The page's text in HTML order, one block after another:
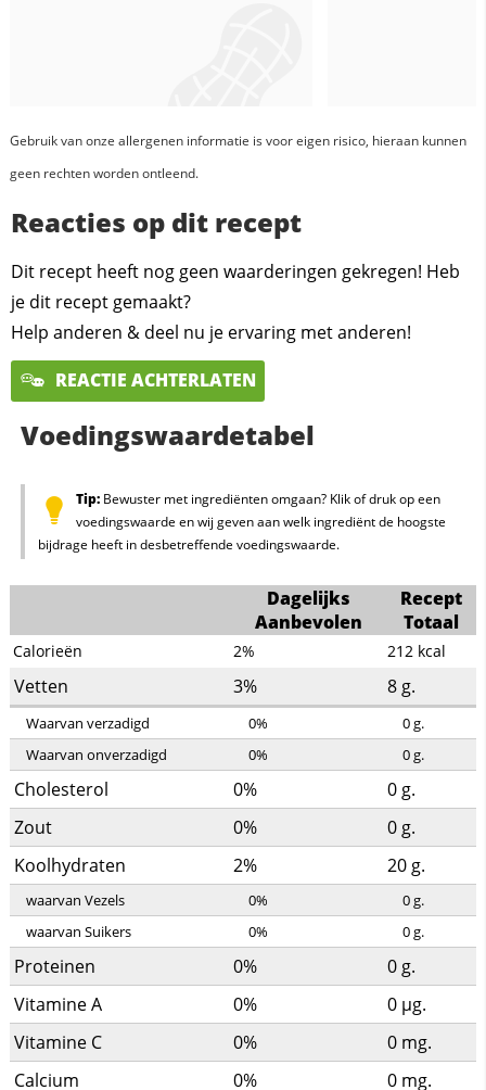
Gebruik van onze allergenen informatie is voor eigen risico, hieraan kunnen
geen rechten worden ontleend.
Reacties op dit recept
Dit recept heeft nog geen waarderingen gekregen! Heb
je dit recept gemaakt?
Help anderen & deel nu je ervaring met anderen!
REACTIE ACHTERLATEN
Voedingswaardetabel
Tip:Bewuster met ingrediënten omgaan? Klik of druk op een
voedingswaarde en wij geven aan welk ingrediënt de hoogste
bijdrage heeft in desbetreffende voedingswaarde.
Dagelijks
Aanbevolen
Recept
Totaal
Calorieën 2% 212 kcal
Vetten 3% 8 g.
Waarvan verzadigd 0% 0g.
Waarvan onverzadigd
0% 0g.
Cholesterol 0% 0 g.
Zout
0% 0 g.
Koolhydraten
2% 20 g.
waarvan Vezels 0% 0g.
waarvan Suikers
0% 0g.
Proteinen 0% 0 g.
Vitamine A
0% 0 µg.
Vitamine C
0% 0 mg.
Calcium
0% 0 mg.